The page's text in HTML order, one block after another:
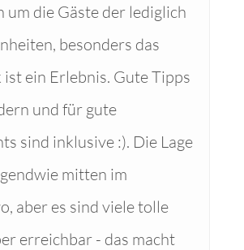
um die Gäste der lediglich
besonders das
ist ein Erlebnis. Gute Tipps
und für gute
sind inklusive :). Die Lage
mitten im
aber es sind viele tolle
erreichbar - das macht